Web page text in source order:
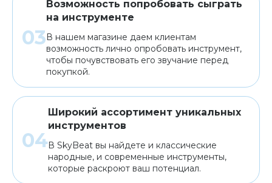
Возможность попробовать сыграть
на инструменте
В нашем магазине даем клиентам
возможность лично опробовать инструмент,
чтобы почувствовать его звучание перед
покупкой.
Широкий ассортимент уникальных
инструментов
В SkyBeat вы найдете и классические
народные, и современные инструменты,
которые раскроют ваш потенциал.